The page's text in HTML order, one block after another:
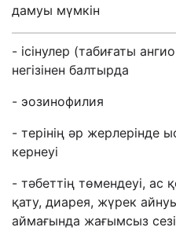
дамуы мүмкін
- ісінулер (табиғаты
негізінен балтырда
- эозинофилия
- терінің әр жерлерінде
кернеуі
- тәбеттің төмендеуі, ас
қату, диарея, жүрек
аймағында жағымсыз